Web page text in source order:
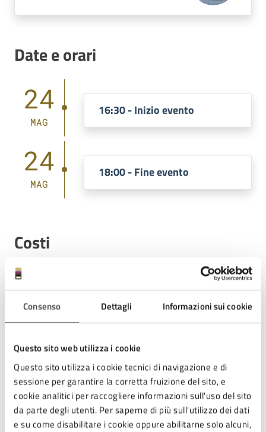
Consenso Dettagli Informazioni sui cookie
Questo sito web utilizza i cookie
Questo sito utilizza i cookie tecnici di navigazione e di
sessione per garantire la corretta fruizione del sito, e
cookie analitici per raccogliere informazioni sull'uso del sito
da parte degli utenti. Per saperne di più sull'utilizzo dei dati
e su come disabilitare i cookie oppure abilitarne solo alcuni,
Date e orari
24
MAG
16:30 - Inizio evento
24
MAG
18:00 - Fine evento
Costi
Allegati
ASS POLONIA_enzo casadio (PDF)